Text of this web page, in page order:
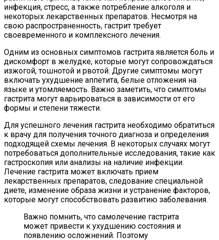
инфекция, стресс, а также потребление алкоголя и
некоторых лекарственных препаратов. Несмотря на
свою распространенность, гастрит требует
своевременного и комплексного лечения.
Одним из основных симптомов гастрита является боль и
дискомфорт в желудке, которые могут сопровождаться
изжогой, тошнотой и рвотой. Другие симптомы могут
включать ухудшение аппетита, белые отложения на
языке и утомляемость. Важно заметить, что симптомы
гастрита могут варьироваться в зависимости от его
формы и степени тяжести.
Для успешного лечения гастрита необходимо обратиться
к врачу для получения точного диагноза и определения
подходящей схемы лечения. В некоторых случаях могут
потребоваться дополнительные исследования, такие как
гастроскопия или анализы на наличие инфекции.
Лечение гастрита может включать прием
лекарственных препаратов, следование специальной
диете, изменение образа жизни и устранение факторов,
которые могут способствовать развитию заболевания.
Важно помнить, что самолечение гастрита
может привести к ухудшению состояния и
появлению осложнений. Поэтому